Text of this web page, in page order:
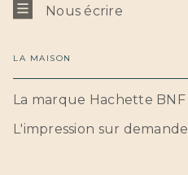
Nous écrire
LA MAISON
La marque Hachette BNF
L'impression sur demande